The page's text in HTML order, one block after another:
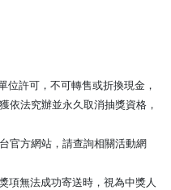
位許可，不可轉售或折換現金，
依法究辦並永久取消抽獎資格，
官方網站，請查詢相關活動網
項無法成功寄送時，視為中獎人